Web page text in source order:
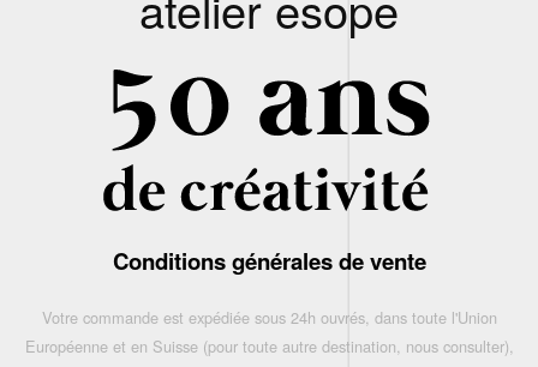
Conditions générales de vente
Votre commande est expédiée sous 24h ouvrés, dans toute l'Union
Européenne et en Suisse (pour toute autre destination, nous consulter),